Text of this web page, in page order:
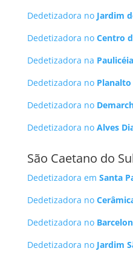
Dedetizadora no Jardim
Dedetizadora no Centro
Dedetizadora na Paulicéia
Dedetizadora no Planalto
Dedetizadora no
Dedetizadora no Alves
São Caetano do
Dedetizadora em Santa
Dedetizadora no
Dedetizadora no
Dedetizadora no Jardim